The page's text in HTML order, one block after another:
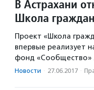
В Астрахани
Школа
Проект «Школа
впервые реализует
фонд «Сообщество»
Новости · 27.06.2017 ·